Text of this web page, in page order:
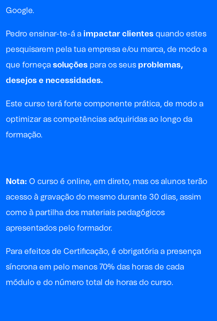
Google.
Pedro ensinar-te-á a impactar clientes quando estes
pesquisarem pela tua empresa e/ou marca, de modo a
que forneça soluções para os seus problemas,
desejos e necessidades.
Este curso terá forte componente prática, de modo a
optimizar as competências adquiridas ao longo da
formação.
Nota: O curso é online, em direto, mas os alunos terão
acesso à gravação do mesmo durante 30 dias, assim
como à partilha dos materiais pedagógicos
apresentados pelo formador.
Para efeitos de Certificação, é obrigatória a presença
síncrona em pelo menos 70% das horas de cada
módulo e do número total de horas do curso.